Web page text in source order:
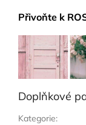
Přivoňte k
Doplňkové
Kategorie: